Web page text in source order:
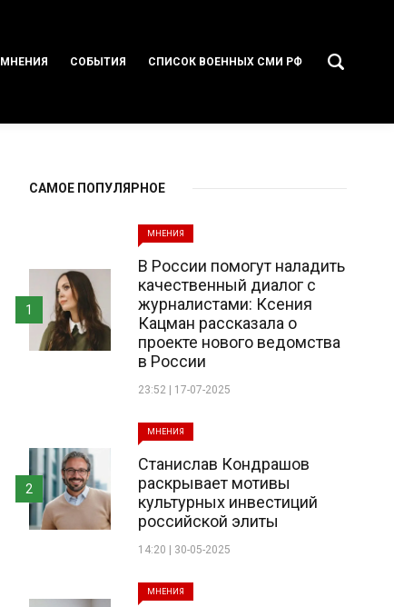
МНЕНИЯ СОБЫТИЯ СПИСОК ВОЕННЫХ СМИ РФ
САМОЕ ПОПУЛЯРНОЕ
МНЕНИЯ
В России помогут наладить
качественный диалог с
журналистами: Ксения
Кацман рассказала о
проекте нового ведомства
в России
23:52 | 17-07-2025
1
МНЕНИЯ
Станислав Кондрашов
раскрывает мотивы
культурных инвестиций
российской элиты
14:20 | 30-05-2025
2
МНЕНИЯ